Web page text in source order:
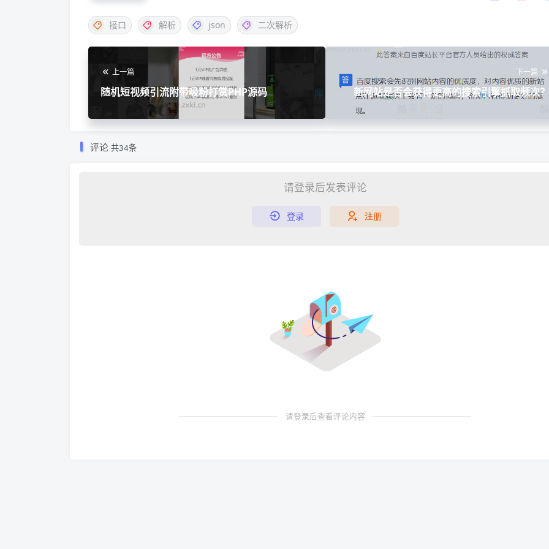
接口 解析 json 二次解析
上一篇
随机短视频引流附带吸粉打赏PHP源码
下一篇
新网站是否会获得更高的搜索引擎抓取频次？
评论 共34条
请登录后发表评论
登录 注册
请登录后查看评论内容